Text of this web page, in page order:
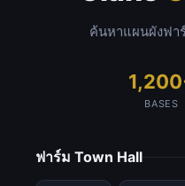
ค้นหาแผนผังฟ
BASES
ฟาร์ม Town Hall